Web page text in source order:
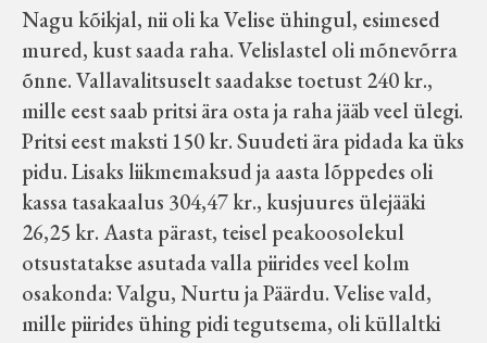
Nagu kõikjal, nii oli ka Velise ühingul, esimesed
mured, kust saada raha. Velislastel oli mõnevõrra
õnne. Vallavalitsuselt saadakse toetust 240 kr.,
mille eest saab pritsi ära osta ja raha jääb veel ülegi.
Pritsi eest maksti 150 kr. Suudeti ära pidada ka üks
pidu. Lisaks liikmemaksud ja aasta lõppedes oli
kassa tasakaalus 304,47 kr., kusjuures ülejääki
26,25 kr. Aasta pärast, teisel peakoosolekul
otsustatakse asutada valla piirides veel kolm
osakonda: Valgu, Nurtu ja Päärdu. Velise vald,
mille piirides ühing pidi tegutsema, oli küllaltki